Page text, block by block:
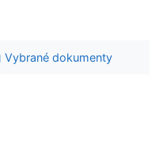
Vybrané dokumenty